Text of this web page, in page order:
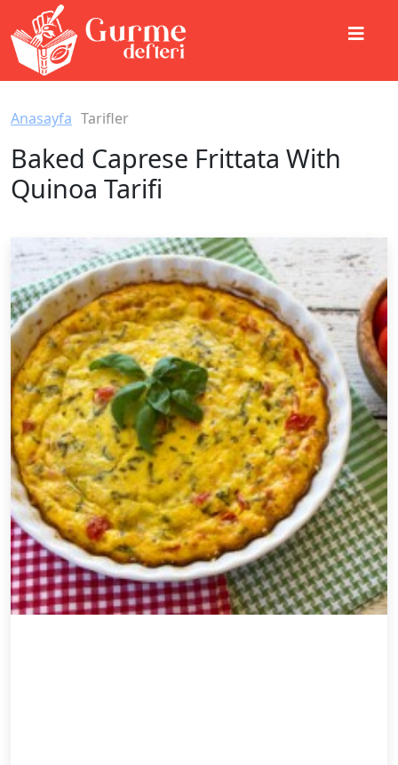
Anasayfa Tarifler
Baked Caprese Frittata With
Quinoa Tarifi